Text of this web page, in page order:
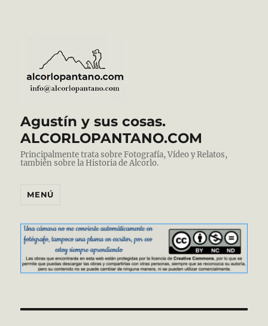
Agustín y sus cosas.
ALCORLOPANTANO.COM
Principalmente trata sobre Fotografía, Vídeo y Relatos,
también sobre la Historia de Alcorlo.
MENÚ